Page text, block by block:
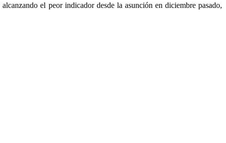
el peor indicador desde la asunción en diciembre pasado,